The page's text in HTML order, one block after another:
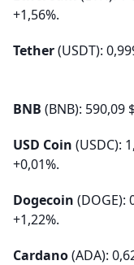
+1,56%.
Tether(USDT):
BNB (BNB): 590,09
USD Coin (USDC):
+0,01%.
Dogecoin (DOGE):
+1,22%.
Cardano(ADA):